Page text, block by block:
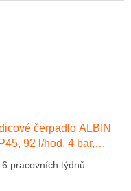
čerpadlo ALBIN
92 l/hod, 4 bar,
Přírodní kaučuk NR
6 pracovních týdnů